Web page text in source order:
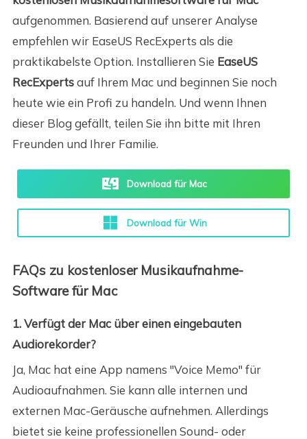
aufgenommen. Basierend auf unserer Analyse
empfehlen wir EaseUS RecExperts als die
praktikabelste Option. Installieren Sie EaseUS
RecExpertsauf Ihrem Mac und beginnen Sie noch
heute wie ein Profi zu handeln. Und wenn Ihnen
dieser Blog gefällt, teilen Sie ihn bitte mit Ihren
Freunden und Ihrer Familie.
Download für Mac
Download für Win
FAQs zu kostenloser Musikaufnahme-
Software für Mac
1. Verfügt der Mac über einen eingebauten
Audiorekorder?
Ja, Mac hat eine App namens "Voice Memo" für
Audioaufnahmen. Sie kann alle internen und
externen Mac-Geräusche aufnehmen. Allerdings
bietet sie keine professionellen Sound- oder